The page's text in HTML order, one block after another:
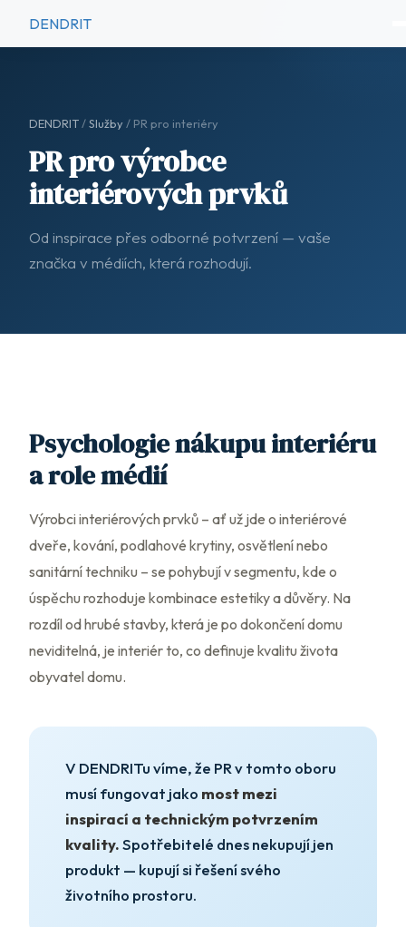
DENDRIT
DENDRIT/Služby / PR pro interiéry
PR pro výrobce
interiérových prvků
Od inspirace přes odborné potvrzení — vaše
značka v médiích, která rozhodují.
Psychologie nákupu interiéru
a role médií
Výrobci interiérových prvků – ať už jde o interiérové
dveře, kování, podlahové krytiny, osvětlení nebo
sanitární techniku – se pohybují v segmentu, kde o
úspěchu rozhoduje kombinace estetiky a důvěry. Na
rozdíl od hrubé stavby, která je po dokončení domu
neviditelná, je interiér to, co definuje kvalitu života
obyvatel domu.
V DENDRITu víme, že PR v tomto oboru
musí fungovat jako most mezi
inspirací a technickým potvrzením
kvality.Spotřebitelé dnes nekupují jen
produkt — kupují si řešení svého
životního prostoru.